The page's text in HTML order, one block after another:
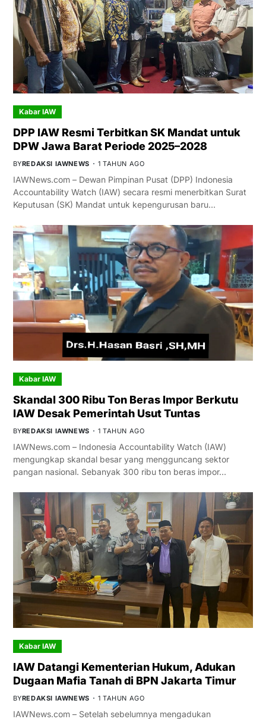
Kabar IAW
DPP IAW Resmi Terbitkan SK Mandat untuk
DPW Jawa Barat Periode 2025–2028
BYREDAKSI IAWNEWS 1 TAHUN AGO
IAWNews.com – Dewan Pimpinan Pusat (DPP) Indonesia
Accountability Watch (IAW) secara resmi menerbitkan Surat
Keputusan (SK) Mandat untuk kepengurusan baru…
Kabar IAW
Skandal 300 Ribu Ton Beras Impor Berkutu
IAW Desak Pemerintah Usut Tuntas
BYREDAKSI IAWNEWS 1 TAHUN AGO
IAWNews.com – Indonesia Accountability Watch (IAW)
mengungkap skandal besar yang mengguncang sektor
pangan nasional. Sebanyak 300 ribu ton beras impor…
Kabar IAW
IAW Datangi Kementerian Hukum, Adukan
Dugaan Mafia Tanah di BPN Jakarta Timur
BYREDAKSI IAWNEWS 1 TAHUN AGO
IAWNews.com – Setelah sebelumnya mengadukan